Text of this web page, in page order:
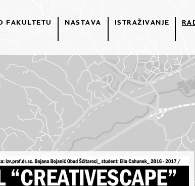
FAKULTETU NASTAVA ISTRAŽIVANJE